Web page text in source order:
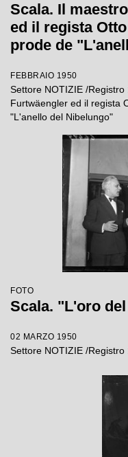
Scala. Il
ed il regista
prode de
FEBBRAIO 1950
Settore NOTIZIE /
Furtwäengler ed il regista
"L'anello del Nibelungo"
FOTO
Scala. "L'oro
02 MARZO 1950
Settore NOTIZIE /